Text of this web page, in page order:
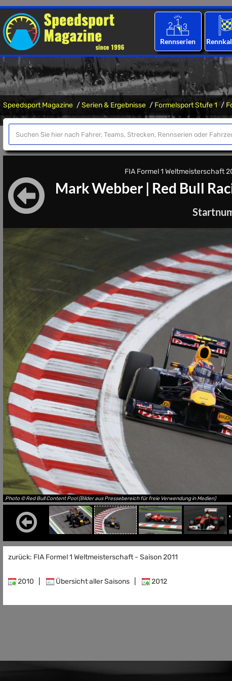
Rennserien
Speedsport Magazine Serien & Ergebnisse Formelsport Stufe 1
FIA Formel 1 Weltmeisterschaft
Mark Webber | Red Bull
Photo © Red Bull Content Pool (Bilder aus Pressebereich für freie Verwendung in Medien)
zurück: FIA Formel 1 Weltmeisterschaft - Saison 2011
2010 Übersicht aller Saisons 2012